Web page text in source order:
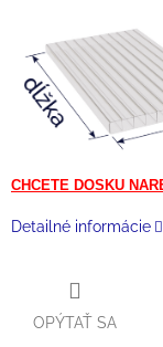
CHCETE DOSKU
Detailné informácie
OPÝTAŤ SA